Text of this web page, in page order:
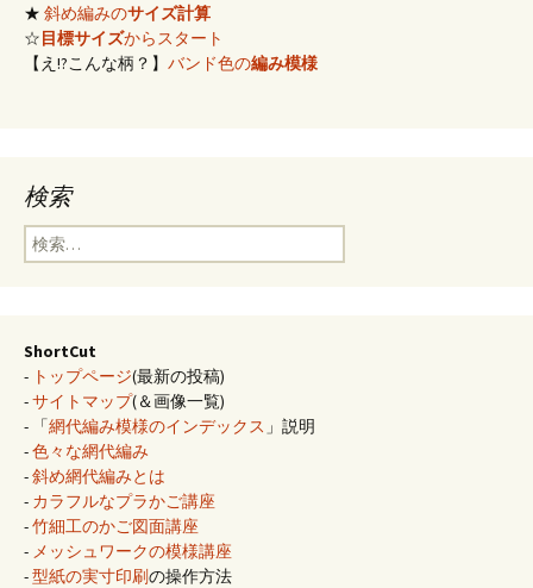
★ 斜め編みのサイズ計算
☆目標サイズからスタート
【え!?こんな柄？】 バンド色の編み模様
検索
検
索:
ShortCut
- トップページ(最新の投稿)
-サイトマップ(＆画像一覧)
- 「網代編み模様のインデックス 」説明
-色々な網代編み
-斜め網代編みとは
- カラフルなプラかご講座
-竹細工のかご図面講座
- メッシュワークの模様講座
-型紙の実寸印刷の操作方法